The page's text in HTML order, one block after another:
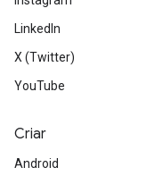
LinkedIn
X (Twitter)
YouTube
Criar
Android